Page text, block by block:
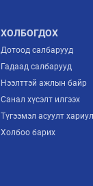
ХОЛБОГДОХ
Дотоод салбарууд
Гадаад салбарууд
Нээлттэй ажлын байр
Санал хүсэлт илгээх
Түгээмэл асуулт
Холбоо барих